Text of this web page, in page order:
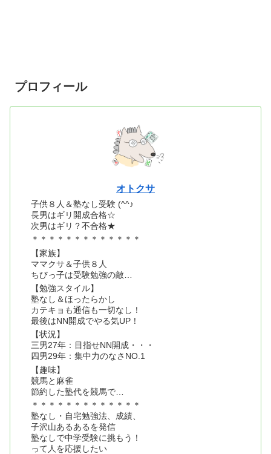
プロフィール
オトクサ
子供８人＆塾なし受験 (^^♪
長男はギリ開成合格☆
次男はギリ？不合格★
＊＊＊＊＊＊＊＊＊＊＊＊＊
【家族】
ママクサ＆子供８人
ちびっ子は受験勉強の敵…
【勉強スタイル】
塾なし＆ほったらかし
カテキョも通信も一切なし！
最後はNN開成でやる気UP！
【状況】
三男27年：目指せNN開成・・・
四男29年：集中力のなさNO.1
【趣味】
競馬と麻雀
節約した塾代を競馬で…
＊＊＊＊＊＊＊＊＊＊＊＊＊
塾なし・自宅勉強法、成績、
子沢山あるあるを発信
塾なしで中学受験に挑もう！
って人を応援したい